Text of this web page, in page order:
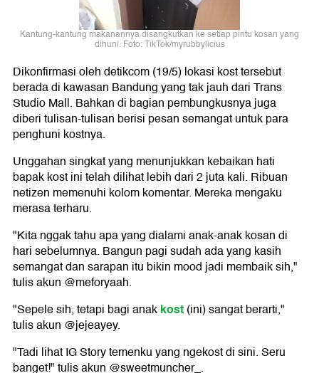
Kantung-kantung makanannya disangkutkan ke setiap pintu kosan yang
dihuni. Foto: TikTok/myrubbylicius
Dikonfirmasi oleh detikcom (19/5) lokasi kost tersebut
berada di kawasan Bandung yang tak jauh dari Trans
Studio Mall. Bahkan di bagian pembungkusnya juga
diberi tulisan-tulisan berisi pesan semangat untuk para
penghuni kostnya.
Unggahan singkat yang menunjukkan kebaikan hati
bapak kost ini telah dilihat lebih dari 2 juta kali. Ribuan
netizen memenuhi kolom komentar. Mereka mengaku
merasa terharu.
"Kita nggak tahu apa yang dialami anak-anak kosan di
hari sebelumnya. Bangun pagi sudah ada yang kasih
semangat dan sarapan itu bikin mood jadi membaik sih,"
tulis akun @meforyaah.
"Sepele sih, tetapi bagi anakkost(ini) sangat berarti,"
tulis akun @jejeayey.
"Tadi lihat IG Story temenku yang ngekost di sini. Seru
banget!" tulis akun @sweetmuncher_.